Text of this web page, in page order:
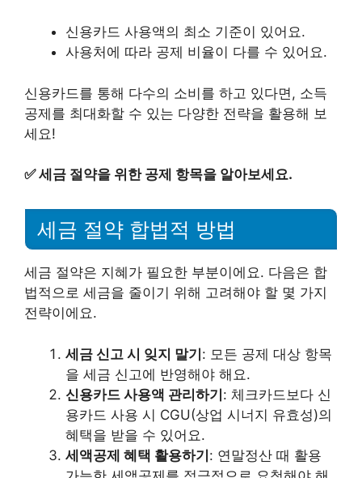
신용카드 사용액의 최소 기준이 있어요.
사용처에 따라 공제 비율이 다를 수 있어요.
신용카드를 통해 다수의 소비를 하고 있다면, 소득
공제를 최대화할 수 있는 다양한 전략을 활용해 보
세요!
✅세금 절약을 위한 공제 항목을 알아보세요.
세금 절약 합법적 방법
세금 절약은 지혜가 필요한 부분이에요. 다음은 합
법적으로 세금을 줄이기 위해 고려해야 할 몇 가지
전략이에요.
세금 신고 시 잊지 말기: 모든 공제 대상 항목
을 세금 신고에 반영해야 해요.
신용카드 사용액 관리하기: 체크카드보다 신
용카드 사용 시 CGU(상업 시너지 유효성)의
혜택을 받을 수 있어요.
세액공제 혜택 활용하기: 연말정산 때 활용